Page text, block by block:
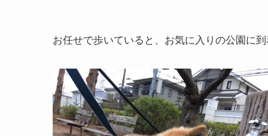
お任せで歩いていると、お気に入りの公園に